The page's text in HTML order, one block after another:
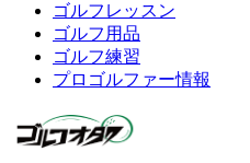
ゴルフレッスン
ゴルフ用品
ゴルフ練習
プロゴルファー情報